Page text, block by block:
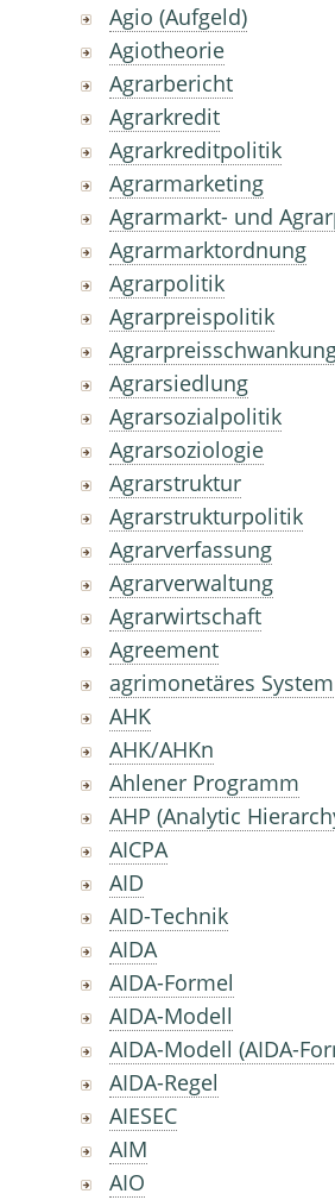
Agio (Aufgeld)
Agiotheorie
Agrarbericht
Agrarkredit
Agrarkreditpolitik
Agrarmarketing
Agrarmarkt- und
Agrarmarktordnung
Agrarpolitik
Agrarpreispolitik
Agrarsiedlung
Agrarsozialpolitik
Agrarsoziologie
Agrarstruktur
Agrarstrukturpolitik
Agrarverfassung
Agrarverwaltung
Agrarwirtschaft
Agreement
agrimonetäres System
AHK
AHK/AHKn
Ahlener Programm
AHP (Analytic
AICPA
AID
AID-Technik
AIDA
AIDA-Formel
AIDA-Modell
AIDA-Modell (AIDA-
AIDA-Regel
AIESEC
AIM
AIO